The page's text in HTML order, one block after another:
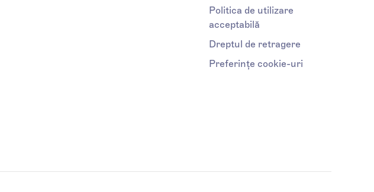
Politica de utilizare
acceptabilă
Dreptul de retragere
Preferințe cookie-uri